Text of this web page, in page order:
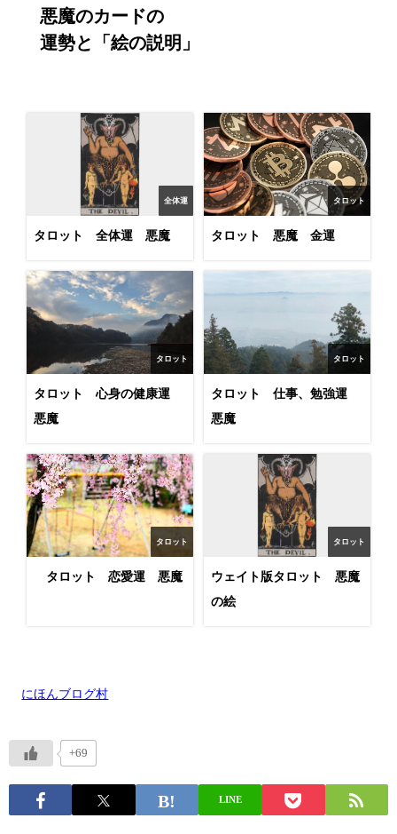
悪魔のカードの
運勢と「絵の説明」
全体運
タロット 全体運 悪魔
タロット
タロット 悪魔 金運
タロット
タロット 心身の健康運
悪魔
タロット
タロット 仕事、勉強運
悪魔
タロット
タロット 恋愛運 悪魔
タロット
ウェイト版タロット 悪魔
の絵
にほんブログ村
+69
LINE